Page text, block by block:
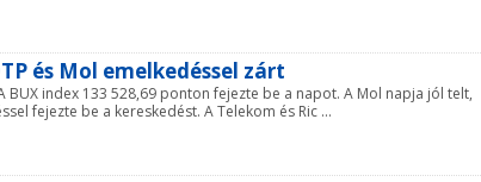
és Mol emelkedéssel zárt
index 133 528,69 ponton fejezte be a napot. A Mol napja jól telt,
fejezte be a kereskedést. A Telekom és Ric ...